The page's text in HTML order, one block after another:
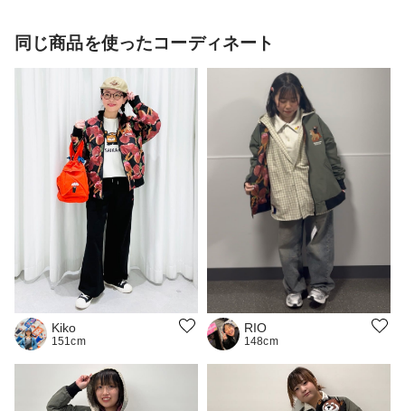
同じ商品を使ったコーディネート
Kiko
151cm
RIO
148cm